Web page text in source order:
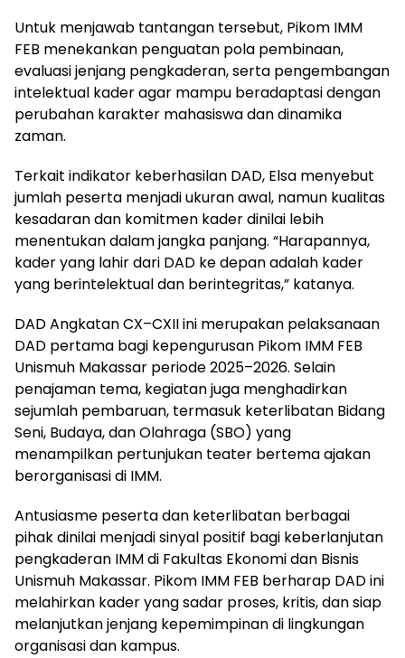
Untuk menjawab tantangan tersebut, Pikom IMM
FEB menekankan penguatan pola pembinaan,
evaluasi jenjang pengkaderan, serta pengembangan
intelektual kader agar mampu beradaptasi dengan
perubahan karakter mahasiswa dan dinamika
zaman.
Terkait indikator keberhasilan DAD, Elsa menyebut
jumlah peserta menjadi ukuran awal, namun kualitas
kesadaran dan komitmen kader dinilai lebih
menentukan dalam jangka panjang. “Harapannya,
kader yang lahir dari DAD ke depan adalah kader
yang berintelektual dan berintegritas,” katanya.
DAD Angkatan CX–CXII ini merupakan pelaksanaan
DAD pertama bagi kepengurusan Pikom IMM FEB
Unismuh Makassar periode 2025–2026. Selain
penajaman tema, kegiatan juga menghadirkan
sejumlah pembaruan, termasuk keterlibatan Bidang
Seni, Budaya, dan Olahraga (SBO) yang
menampilkan pertunjukan teater bertema ajakan
berorganisasi di IMM.
Antusiasme peserta dan keterlibatan berbagai
pihak dinilai menjadi sinyal positif bagi keberlanjutan
pengkaderan IMM di Fakultas Ekonomi dan Bisnis
Unismuh Makassar. Pikom IMM FEB berharap DAD ini
melahirkan kader yang sadar proses, kritis, dan siap
melanjutkan jenjang kepemimpinan di lingkungan
organisasi dan kampus.